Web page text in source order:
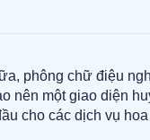
phông chữ điệu
nên một giao diện
cho các dịch vụ